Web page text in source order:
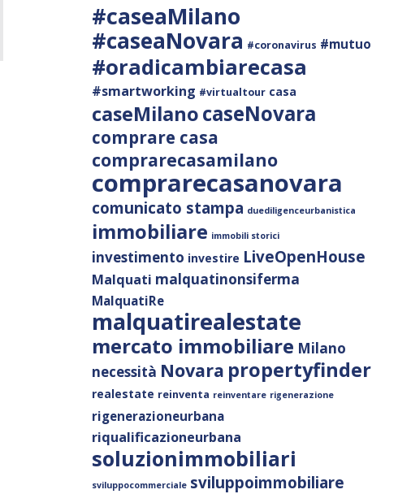
#caseaMilano
#caseaNovara #coronavirus #mutuo
#oradicambiarecasa
#smartworking #virtualtour casa
caseMilanocaseNovara
comprare casa
comprarecasamilano
comprarecasanovara
comunicato stampa duediligenceurbanistica
immobiliare immobili storici
investimento investire LiveOpenHouse
Malquati malquatinonsiferma
MalquatiRe
malquatirealestate
mercato immobiliare Milano
necessità Novara propertyfinder
realestate reinventa reinventare rigenerazione
rigenerazioneurbana
riqualificazioneurbana
soluzionimmobiliari
sviluppocommerciale sviluppoimmobiliare